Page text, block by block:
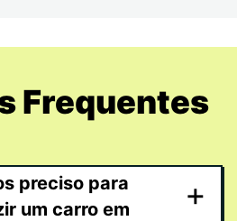
Frequentes
preciso para
um carro em
+